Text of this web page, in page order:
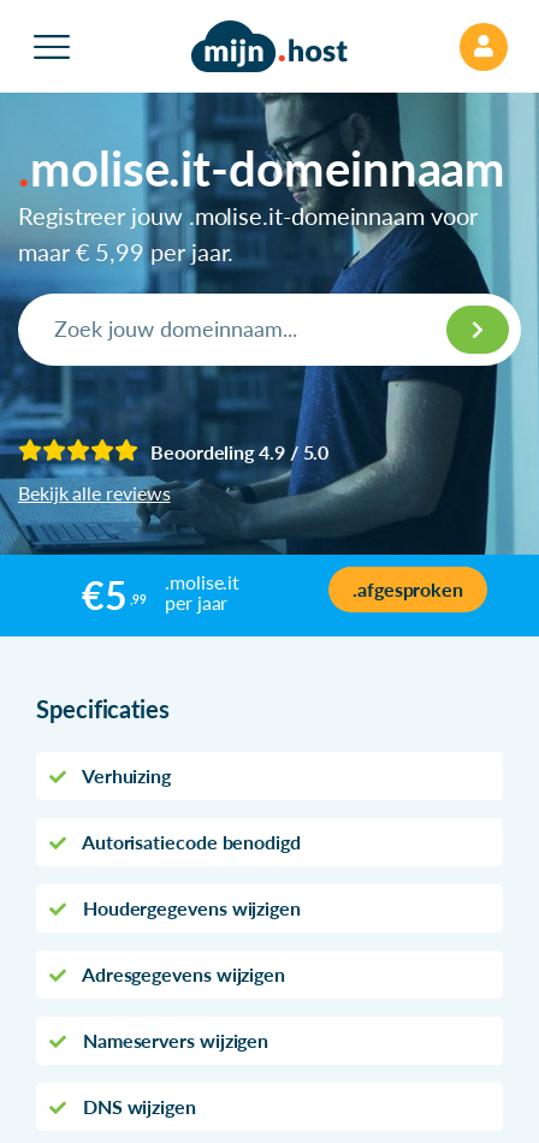
molise.it-domeinnaam
Registreer jouw .molise.it-domeinnaam voor
maar € 5,99 per jaar.
Beoordeling 4.9 / 5.0
Bekijk alle reviews
€5 ,99
.molise.it
per jaar
.afgesproken
Specificaties
Verhuizing
Autorisatiecode benodigd
Houdergegevens wijzigen
Adresgegevens wijzigen
Nameservers wijzigen
DNS wijzigen